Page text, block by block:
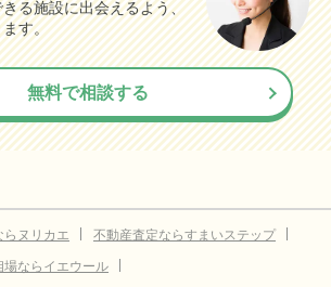
る施設に出会えるよう、
す。
無料で相談する
ヌリカエ
不動産査定ならすまいステップ
ならイエウール